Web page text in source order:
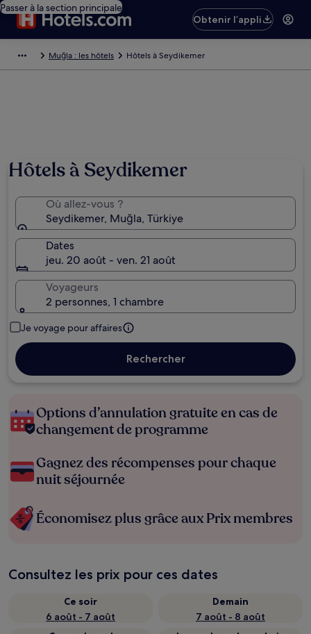
Passer à la section principale
Obtenir l’appli
Muğla : les hôtels Hôtels à Seydikemer
Hôtels à Seydikemer
Où allez-vous ?
Seydikemer, Muğla, Türkiye
Dates
jeu. 20 août - ven. 21 août
Voyageurs
2 personnes, 1 chambre
Je voyage pour affaires
Rechercher
Options d’annulation gratuite en cas de
changement de programme
Gagnez des récompenses pour chaque
nuit séjournée
Économisez plus grâce aux Prix membres
Consultez les prix pour ces dates
Ce soir
6 août - 7 août
Demain
7 août - 8 août